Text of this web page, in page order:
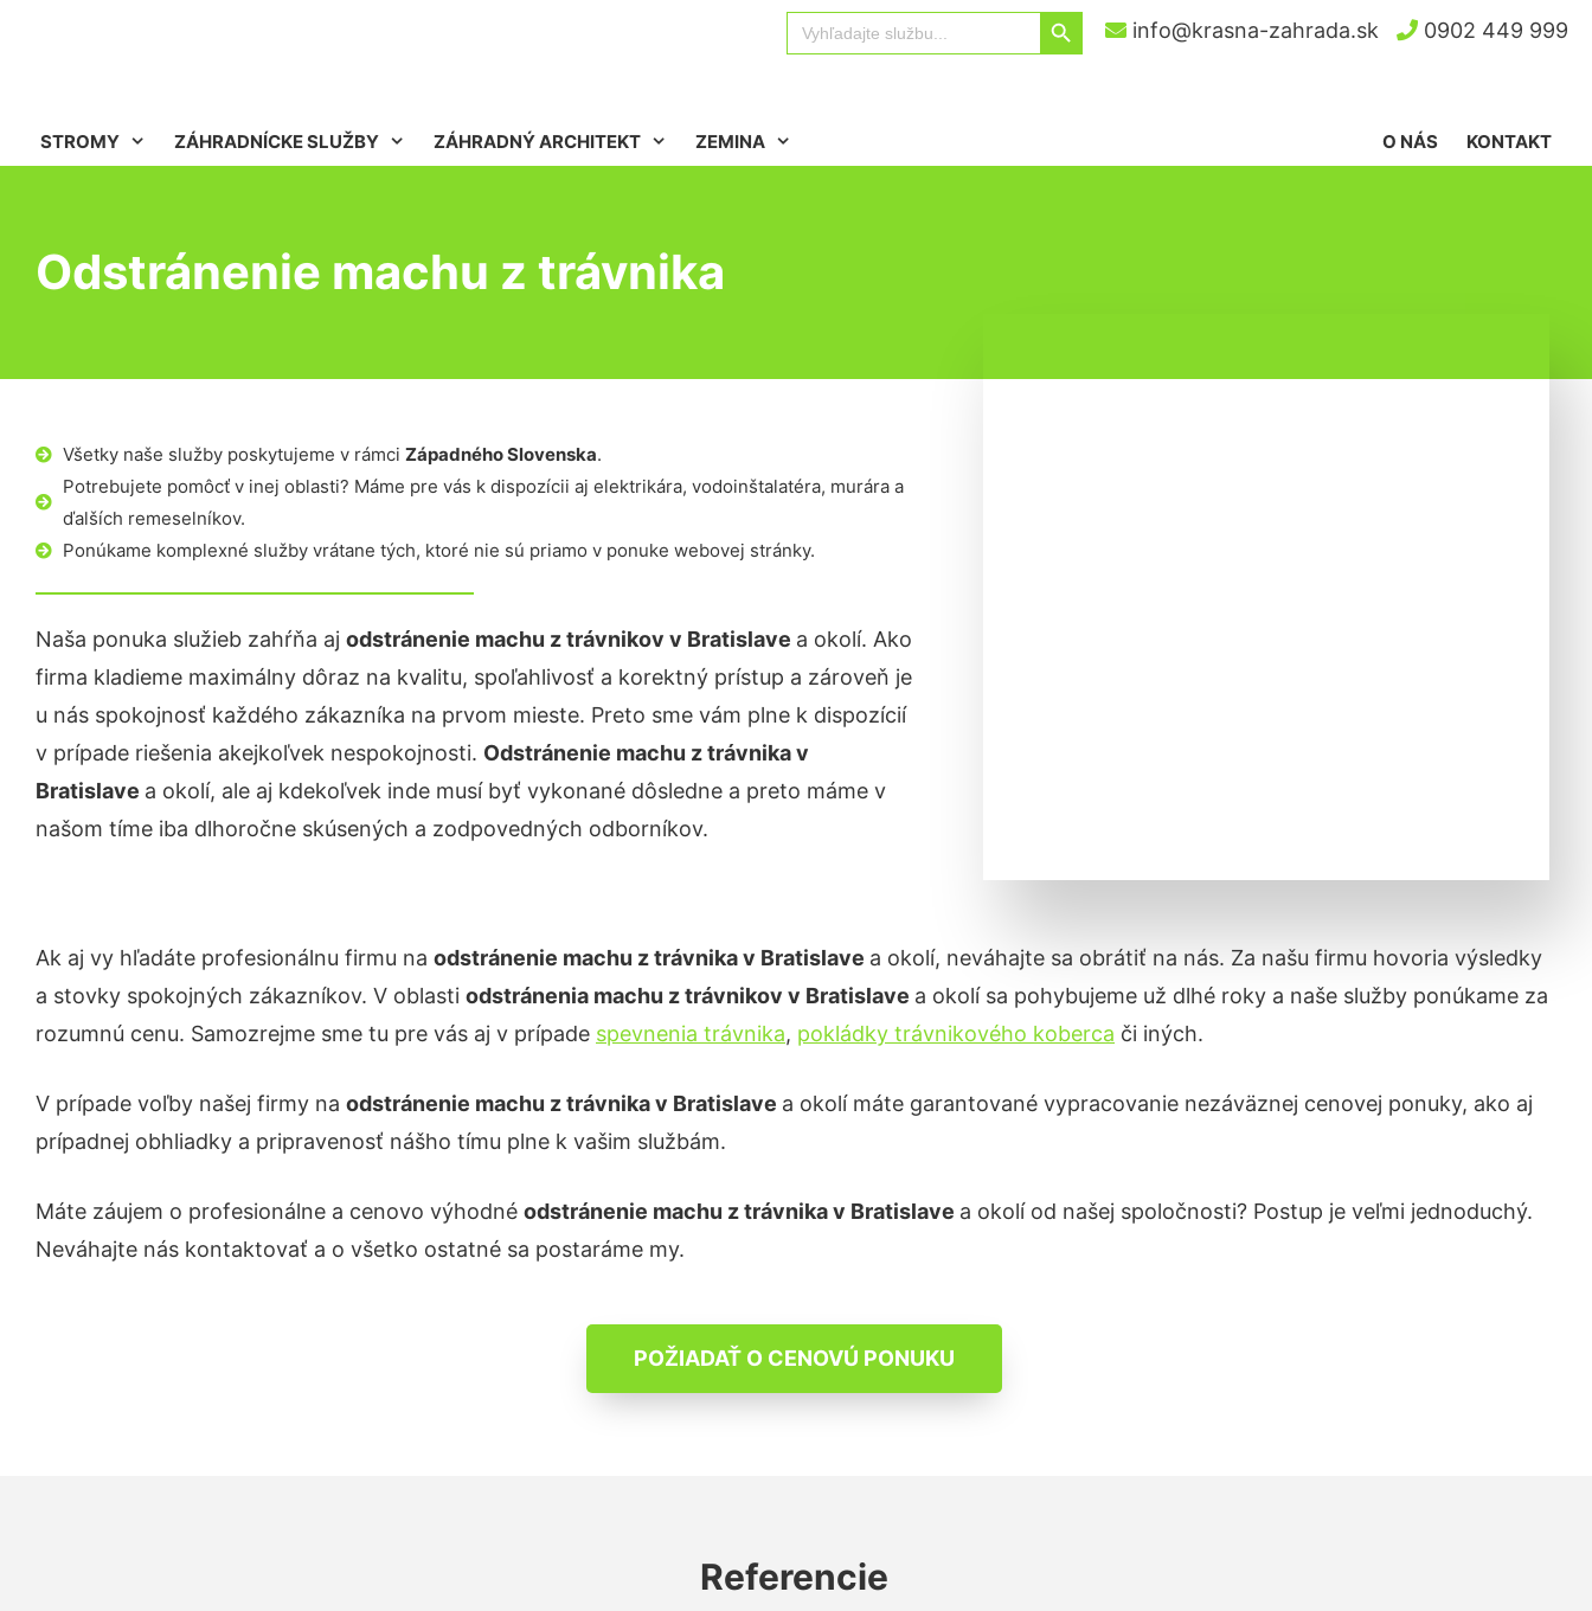
Search
for:
Search Button
info@krasna-zahrada.sk 0902 449 999
STROMY ZÁHRADNÍCKE SLUŽBY ZÁHRADNÝ ARCHITEKT ZEMINA KONTAKT
O NÁS
Odstránenie machu z trávnika
Všetky naše služby poskytujeme v rámci Západného Slovenska.
Potrebujete pomôcť v inej oblasti? Máme pre vás k dispozícii aj elektrikára, vodoinštalatéra, murára a
ďalších remeselníkov.
Ponúkame komplexné služby vrátane tých, ktoré nie sú priamo v ponuke webovej stránky.
Naša ponuka služieb zahŕňa aj odstránenie machu z trávnikov v Bratislave a okolí. Ako
firma kladieme maximálny dôraz na kvalitu, spoľahlivosť a korektný prístup a zároveň je
u nás spokojnosť každého zákazníka na prvom mieste. Preto sme vám plne k dispozícií
v prípade riešenia akejkoľvek nespokojnosti. Odstránenie machu z trávnikav
Bratislave a okolí, ale aj kdekoľvek inde musí byť vykonané dôsledne a preto máme v
našom tíme iba dlhoročne skúsených a zodpovedných odborníkov.
Ak aj vy hľadáte profesionálnu firmu na odstránenie machu z trávnika v Bratislave a okolí, neváhajte sa obrátiť na nás. Za našu firmu hovoria výsledky
a stovky spokojných zákazníkov. V oblasti odstránenia machu z trávnikov v Bratislave a okolí sa pohybujeme už dlhé roky a naše služby ponúkame za
rozumnú cenu. Samozrejme sme tu pre vás aj v prípade spevnenia trávnika, pokládky trávnikového koberca či iných.
V prípade voľby našej firmy na odstránenie machu z trávnikav Bratislave a okolí máte garantované vypracovanie nezáväznej cenovej ponuky, ako aj
prípadnej obhliadky a pripravenosť nášho tímu plne k vašim službám.
Máte záujem o profesionálne a cenovo výhodné odstránenie machu z trávnikav Bratislave a okolí od našej spoločnosti? Postup je veľmi jednoduchý.
Neváhajte nás kontaktovať a o všetko ostatné sa postaráme my.
POŽIADAŤ O CENOVÚ PONUKU
Referencie